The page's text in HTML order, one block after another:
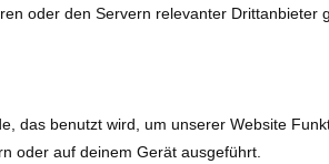
oder den Servern relevanter Drittanbieter
das benutzt wird, um unserer Website
oder auf deinem Gerät ausgeführt.